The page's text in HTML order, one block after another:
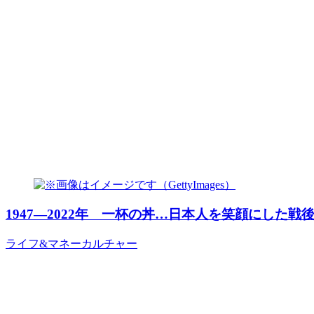
1947―2022年 一杯の丼…日本人を笑顔にした戦
ライフ&マネーカルチャー